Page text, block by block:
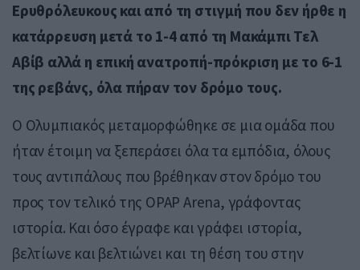
Ερυθρόλευκους και από τη στιγμή που δεν ήρθε η
κατάρρευση μετά το 1-4 από τη Μακάμπι Τελ
Αβίβ αλλά η επική ανατροπή-πρόκριση με το 6-1
της ρεβάνς, όλα πήραν τον δρόμο τους.
Ο Ολυμπιακός μεταμορφώθηκε σε μια ομάδα που
ήταν έτοιμη να ξεπεράσει όλα τα εμπόδια, όλους
τους αντιπάλους που βρέθηκαν στον δρόμο του
προς τον τελικό της OPAP Arena, γράφοντας
ιστορία. Και όσο έγραφε και γράφει ιστορία,
βελτίωνε και βελτιώνει και τη θέση του στην